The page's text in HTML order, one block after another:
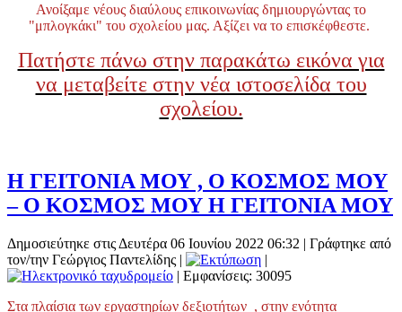
Ανοίξαμε νέους διαύλους επικοινωνίας δημιουργώντας το
"μπλογκάκι" του σχολείου μας. Αξίζει να το επισκέφθεστε.
Πατήστε πάνω στην παρακάτω εικόνα για
να μεταβείτε στην νέα ιστοσελίδα του
σχολείου.
Η ΓΕΙΤΟΝΙΑ ΜΟΥ , Ο ΚΟΣΜΟΣ ΜΟΥ
– Ο ΚΟΣΜΟΣ ΜΟΥ Η ΓΕΙΤΟΝΙΑ ΜΟΥ
Δημοσιεύτηκε στις Δευτέρα 06 Ιουνίου 2022 06:32 | Γράφτηκε από
τον/την Γεώργιος Παντελίδης |
|
| Εμφανίσεις: 30095
Στα πλαίσια των εργαστηρίων δεξιοτήτων , στην ενότητα